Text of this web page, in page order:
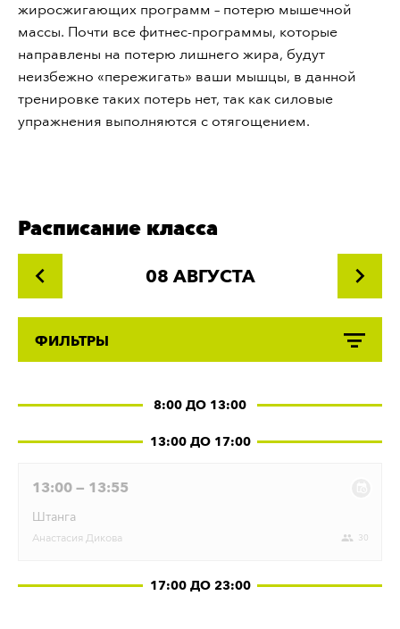
жиросжигающих программ – потерю мышечной
массы. Почти все фитнес-программы, которые
направлены на потерю лишнего жира, будут
неизбежно «пережигать» ваши мышцы, в данной
тренировке таких потерь нет, так как силовые
упражнения выполняются с отягощением.
Расписание класса
08 АВГУСТА
ФИЛЬТРЫ
8:00 ДО 13:00
13:00 ДО 17:00
13:00 — 13:55
Штанга
Анастасия Дикова 30
17:00 ДО 23:00